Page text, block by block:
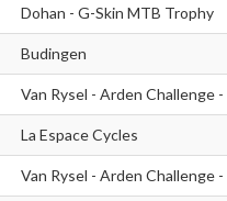
Dohan - G-Skin MTB Trophy
Budingen
Van Rysel - Arden Challenge
La Espace Cycles
Van Rysel - Arden Challenge